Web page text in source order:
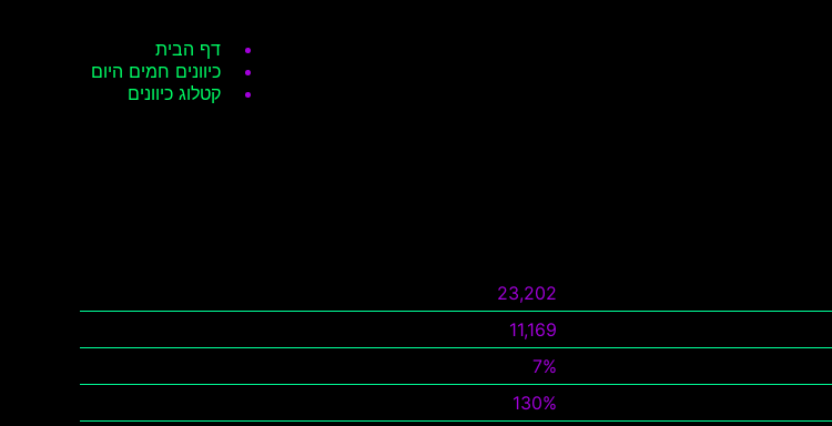
דף הבית
כיוונים חמים היום
קטלוג כיוונים
23,202
11,169
7%
130%